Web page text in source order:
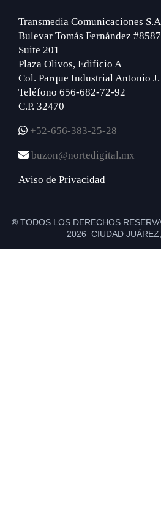
Transmedia Comunicaciones
Bulevar Tomás Fernández #8587
Suite 201
Plaza Olivos, Edificio A
Col. Parque Industrial Antonio
Teléfono 656-682-72-92
C.P. 32470
+52-656-383-25-28
buzon@nortedigital.mx
Aviso de Privacidad
® TODOS LOS DERECHOS
2026 CIUDAD